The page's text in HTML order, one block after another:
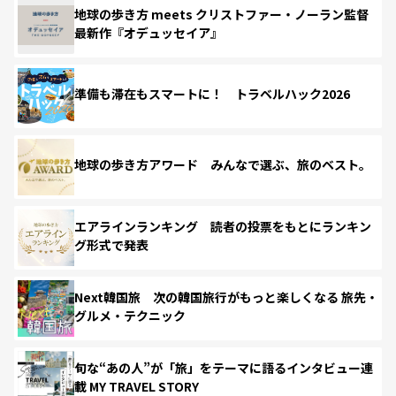
地球の歩き方 meets クリストファー・ノーラン監督
最新作『オデュッセイア』
準備も滞在もスマートに！ トラベルハック2026
地球の歩き方アワード みんなで選ぶ、旅のベスト。
エアラインランキング 読者の投票をもとにランキン
グ形式で発表
Next韓国旅 次の韓国旅行がもっと楽しくなる 旅先・
グルメ・テクニック
旬な“あの人”が「旅」をテーマに語るインタビュー連
載 MY TRAVEL STORY